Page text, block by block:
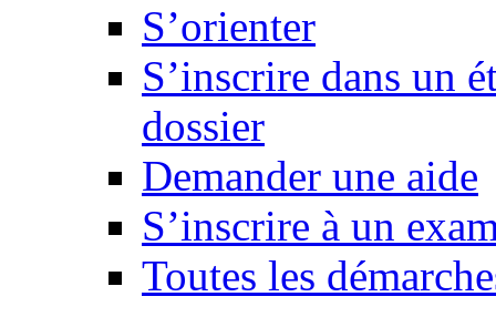
S’orienter
S’inscrire dans un
dossier
Demander une aide
S’inscrire à un
Toutes les